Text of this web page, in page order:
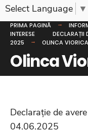
Select Language ▼
PRIMA PAGINĂ
INTERESE
DECLARAȚII
2025
OLINCA VIORICA
Olinca
Declarație de
04.06.2025